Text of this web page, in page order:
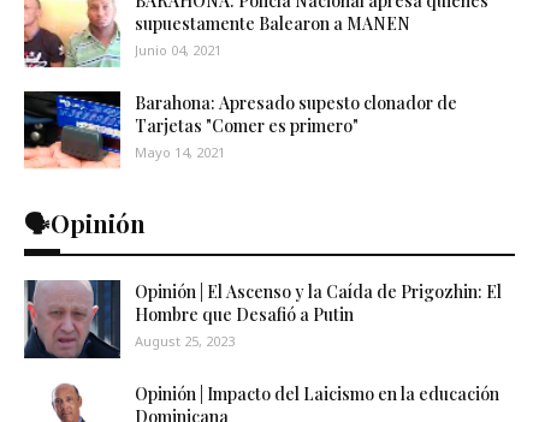
supuestamente Balearon a MANEN
Junio 04, 2021
Barahona: Apresado supesto clonador de
Tarjetas "Comer es primero"
Mayo 14, 2021
🗣️Opinión
Opinión | El Ascenso y la Caída de Prigozhin: El
Hombre que Desafió a Putin
August 25, 2023
Opinión | Impacto del Laicismo en la educación
Dominicana